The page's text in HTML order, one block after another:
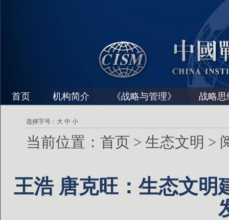
首页 机构简介 《战略与管理》 战略思
选择字号： 大 中 小
当前位置： 首页 > 生态文明 >
王浩 唐克旺：生态文明